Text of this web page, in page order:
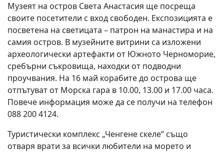
Музеят на остров Света Анастасия ще посреща
своите посетители с вход свободен. Експозицията е
посветена на светицата – патрон на манастира и на
самия остров. В музейните витрини са изложени
археологически артефакти от Южното Черноморие,
сребърни съкровища, находки от подводни
проучвания. На 16 май корабите до острова ще
отпътуват от Морска гара в 10.00, 13.00 и 17.00 часа.
Повече информация може да се получи на телефон
088 200 4124.
Туристически комплекс „Ченгене скеле“ също
отваря врати за всички любители на морето и